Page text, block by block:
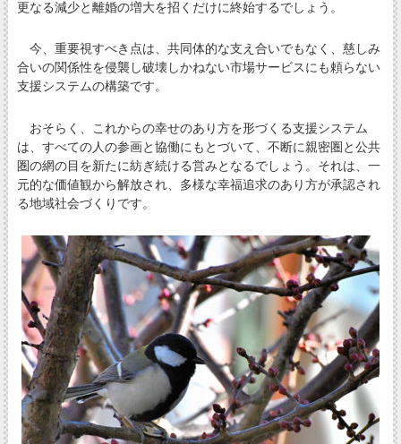
更なる減少と離婚の増大を招くだけに終始するでしょう。
今、重要視すべき点は、共同体的な支え合いでもなく、慈しみ
合いの関係性を侵襲し破壊しかねない市場サービスにも頼らない
支援システムの構築です。
おそらく、これからの幸せのあり方を形づくる支援システム
は、すべての人の参画と協働にもとづいて、不断に親密圏と公共
圏の網の目を新たに紡ぎ続ける営みとなるでしょう。それは、一
元的な価値観から解放され、多様な幸福追求のあり方が承認され
る地域社会づくりです。